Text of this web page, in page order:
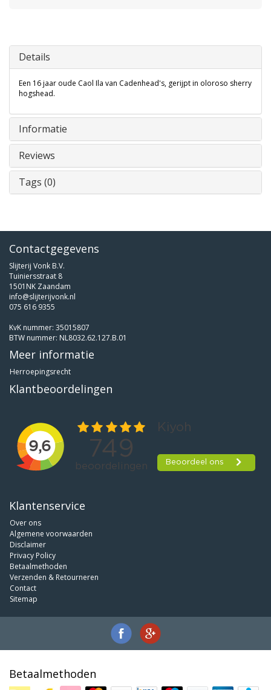
Details
Een 16 jaar oude Caol Ila van Cadenhead's, gerijpt in oloroso sherry
hogshead.
Informatie
Reviews
Tags (0)
Contactgegevens
Slijterij Vonk B.V.
Tuiniersstraat 8
1501NK Zaandam
info@slijterijvonk.nl
075 616 9355
KvK nummer: 35015807
BTW nummer: NL8032.62.127.B.01
Meer informatie
Herroepingsrecht
Klantbeoordelingen
Klantenservice
Over ons
Algemene voorwaarden
Disclaimer
Privacy Policy
Betaalmethoden
Verzenden & Retourneren
Contact
Sitemap
Betaalmethoden